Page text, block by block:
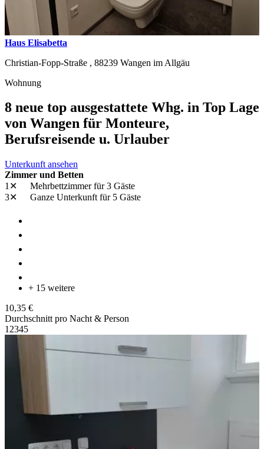
Haus Elisabetta
Christian-Fopp-Straße , 88239 Wangen im Allgäu
Wohnung
8 neue top ausgestattete Whg. in Top Lage
von Wangen für Monteure,
Berufsreisende u. Urlauber
Unterkunft ansehen
Zimmer und Betten
1✕
Mehrbettzimmerfür 3 Gäste
3✕
Ganze Unterkunft für 5 Gäste
+ 15 weitere
10,35 €
Durchschnitt pro Nacht & Person
1 2345